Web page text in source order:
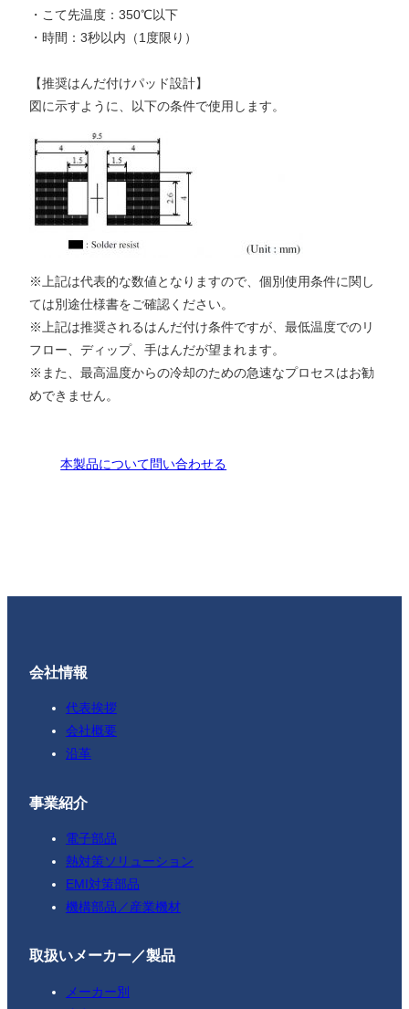
・こて先温度：350℃以下
・時間：3秒以内（1度限り）
【推奨はんだ付けパッド設計】
図に示すように、以下の条件で使用します。
※上記は代表的な数値となりますので、個別使用条件に関し
ては別途仕様書をご確認ください。
※上記は推奨されるはんだ付け条件ですが、最低温度でのリ
フロー、ディップ、手はんだが望まれます。
※また、最高温度からの冷却のための急速なプロセスはお勧
めできません。
本製品について問い合わせる
会社情報
代表挨拶
会社概要
沿革
事業紹介
電子部品
熱対策ソリューション
EMI対策部品
機構部品／産業機材
取扱いメーカー／製品
メーカー別